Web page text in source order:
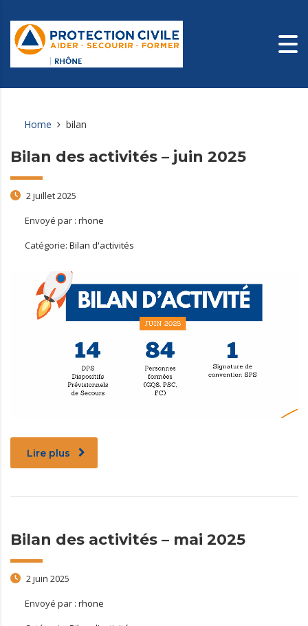
Home bilan
Bilan des activités – juin 2025
2 juillet 2025
Envoyé par : rhone
Catégorie: Bilan d'activités
Lire plus
Bilan des activités – mai 2025
2 juin 2025
Envoyé par : rhone